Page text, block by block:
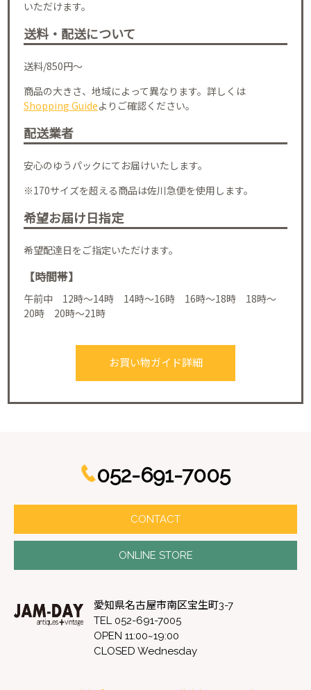
いただけます。
送料・配送について
送料/850円～
商品の大きさ、地域によって異なります。詳しくは
Shopping Guideよりご確認ください。
配送業者
安心のゆうパックにてお届けいたします。
※170サイズを超える商品は佐川急便を使用します。
希望お届け日指定
希望配達日をご指定いただけます。
【時間帯】
午前中 12時～14時 14時～16時 16時～18時 18時～
20時 20時～21時
お買い物ガイド詳細
052-691-7005
CONTACT
ONLINE STORE
愛知県名古屋市南区宝生町3-7
TEL 052-691-7005
OPEN 11:00~19:00
CLOSED Wednesday